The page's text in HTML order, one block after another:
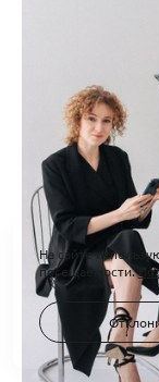
На сайте
посещаемости.